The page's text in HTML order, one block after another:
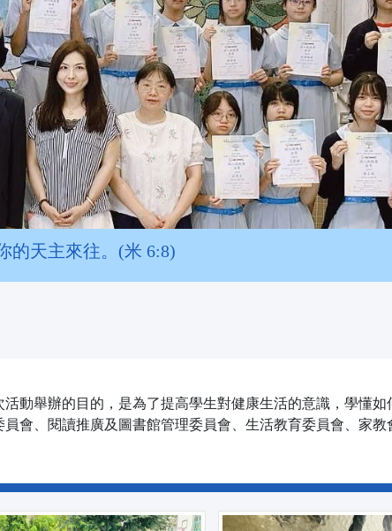
的天主來往。(米 6:8)
動舉辦的目的，是為了提高學生對健康生活的意識，學懂如
會、閱讀推廣及圖書館管理委員會、生活教育委員會、家教